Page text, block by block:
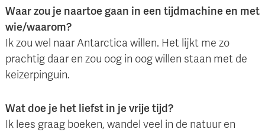
Waar zou je naartoe gaan in een tijdmachine en met
wie/waarom?
Ik zou wel naar Antarctica willen. Het lijkt me zo
prachtig daar en zou oog in oog willen staan met de
keizerpinguin.
Wat doe je het liefst in je vrije tijd?
Ik lees graag boeken, wandel veel in de natuur en